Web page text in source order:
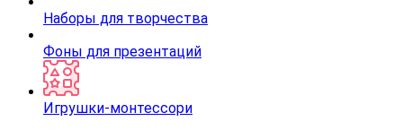
Наборы для творчества
Фоны для презентаций
Игрушки-монтессори